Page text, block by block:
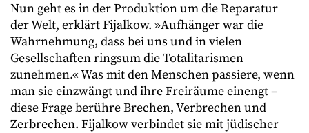
Nun geht es in der Produktion um die Reparatur
der Welt, erklärt Fijalkow. »Aufhänger war die
Wahrnehmung, dass bei uns und in vielen
Gesellschaften ringsum die Totalitarismen
zunehmen.« Was mit den Menschen passiere, wenn
man sie einzwängt und ihre Freiräume einengt –
diese Frage berühre Brechen, Verbrechen und
Zerbrechen. Fijalkow verbindet sie mit jüdischer